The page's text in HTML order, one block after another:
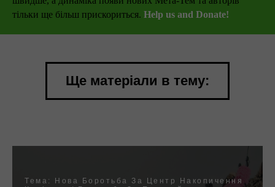
тільки ще більш прискориться. Help us and Donate!
Ще матеріали в тему:
Тема: Нова Боротьба За Центр Накопичення